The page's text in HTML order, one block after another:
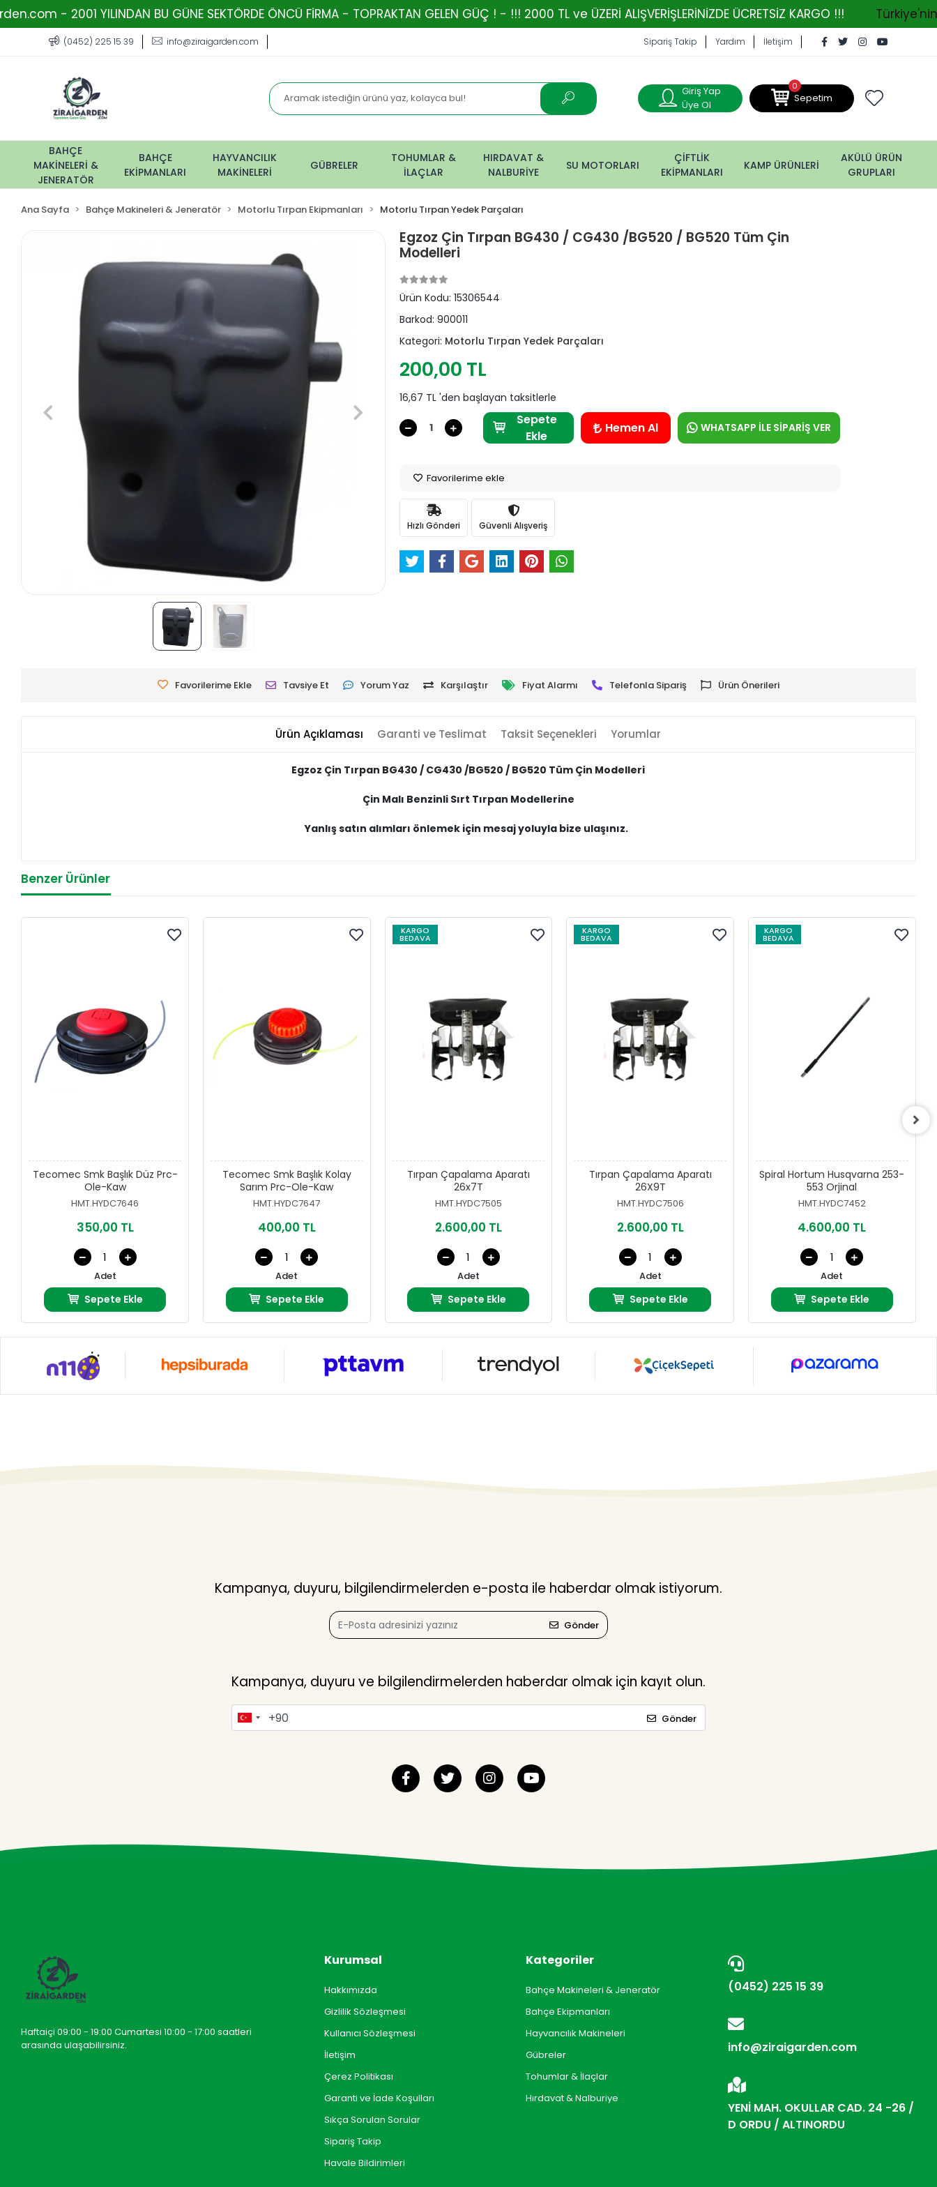
YILINDAN BU GÜNE SEKTÖRDE ÖNCÜ FİRMA - TOPRAKTAN GELEN GÜÇ ! - !!! 2000 TL ve ÜZERİ ALIŞVERİŞLERİNİZDE ÜCRETSİZ KARGO !!! Türkiye'nin Tarım
(0452) 225 15 39 info@ziraigarden.com Sipariş Takip Yardım İletişim
Giriş Yap
Üye Ol
0
Sepetim
BAHÇE
MAKİNELERİ &
JENERATÖR
BAHÇE
EKİPMANLARI
HAYVANCILIK
MAKİNELERİ
GÜBRELER
TOHUMLAR &
İLAÇLAR
HIRDAVAT &
NALBURİYE
SU MOTORLARI
ÇİFTLİK
EKİPMANLARI
KAMP ÜRÜNLERİ
AKÜLÜ ÜRÜN
GRUPLARI
Ana Sayfa Bahçe Makineleri & Jeneratör Motorlu Tırpan Ekipmanları Motorlu Tırpan Yedek Parçaları
Egzoz Çin Tırpan BG430 / CG430 /BG520 / BG520 Tüm Çin
Modelleri
Ürün Kodu:15306544
Barkod:900011
Kategori: Motorlu Tırpan Yedek Parçaları
200,00 TL
16,67 TL 'den başlayan taksitlerle
Sepete
Ekle
Hemen Al WHATSAPP İLE SİPARİŞ VER
Favorilerime ekle
Hızlı Gönderi Güvenli Alışveriş
Favorilerime Ekle Tavsiye Et Yorum Yaz Karşılaştır Fiyat Alarmı Telefonla Sipariş Ürün Önerileri
Ürün Açıklaması Garanti ve Teslimat Taksit Seçenekleri Yorumlar
Egzoz Çin Tırpan BG430 / CG430 /BG520 / BG520 Tüm Çin Modelleri
Çin Malı Benzinli Sırt Tırpan Modellerine
Yanlış satın alımları önlemek için mesaj yoluyla bize ulaşınız.
Benzer Ürünler
Tecomec Smk Başlık Düz Prc-
Ole-Kaw
HMT.HYDC7646
350,00 TL
Adet
Sepete Ekle
Tecomec Smk Başlık Kolay
Sarım Prc-Ole-Kaw
HMT.HYDC7647
400,00 TL
Adet
Sepete Ekle
KARGO
BEDAVA
Tırpan Çapalama Aparatı
26x7T
HMT.HYDC7505
2.600,00 TL
Adet
Sepete Ekle
KARGO
BEDAVA
Tırpan Çapalama Aparatı
26X9T
HMT.HYDC7506
2.600,00 TL
Adet
Sepete Ekle
KARGO
BEDAVA
Spiral Hortum Husqvarna 253-
553 Orjinal
HMT.HYDC7452
4.600,00 TL
Adet
Sepete Ekle
Kampanya, duyuru, bilgilendirmelerden e-posta ile haberdar olmak istiyorum.
Gönder
Kampanya, duyuru ve bilgilendirmelerden haberdar olmak için kayıt olun.
Gönder
Haftaiçi 09:00 - 19:00 Cumartesi 10:00 - 17:00 saatleri
arasında ulaşabilirsiniz.
Kurumsal
Hakkımızda
Gizlilik Sözleşmesi
Kullanıcı Sözleşmesi
İletişim
Çerez Politikası
Garanti ve İade Koşulları
Sıkça Sorulan Sorular
Sipariş Takip
Havale Bildirimleri
Kategoriler
Bahçe Makineleri & Jeneratör
Bahçe Ekipmanları
Hayvancılık Makineleri
Gübreler
Tohumlar & İlaçlar
Hırdavat & Nalburiye
(0452) 225 15 39
info@ziraigarden.com
YENİ MAH. OKULLAR CAD. 24 -26 /
D ORDU / ALTINORDU